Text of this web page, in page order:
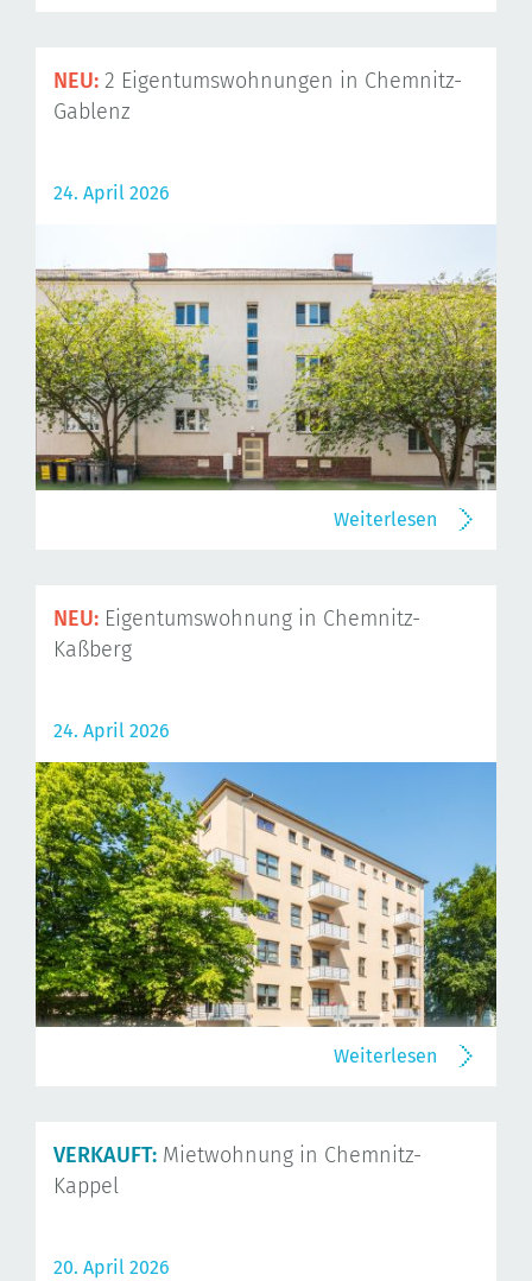
NEU: 2 Eigentumswohnungen in Chemnitz-
Gablenz
24. April 2026
Weiterlesen
NEU: Eigentumswohnung in Chemnitz-
Kaßberg
24. April 2026
Weiterlesen
VERKAUFT: Mietwohnung in Chemnitz-
Kappel
20. April 2026